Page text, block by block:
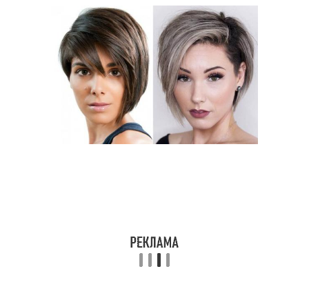
Сердцевидное лицо
Береты для круглого
лица
Шапка для
прямоугольного лица
Шапки для круглого
лица